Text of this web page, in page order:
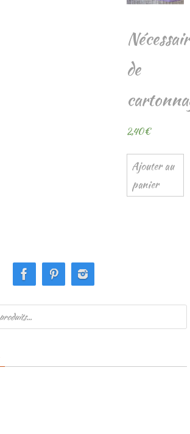
de
2,40€
Ajouter au
panier